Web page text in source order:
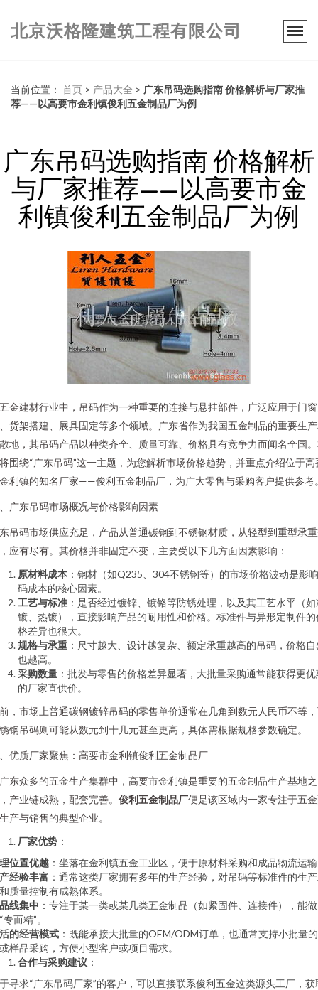
北京沃格隆建筑工程有限公司
当前位置： 首页 > 产品大全 > 广东吊码选购指南 价格解析与厂家推
荐——以高要市金利镇俊利五金制品厂为例
广东吊码选购指南 价格解析
与厂家推荐——以高要市金
利镇俊利五金制品厂为例
金建材行业中，吊码作为一种重要的连接与悬挂部件，广泛应用于门
货架搭建、展具固定等多个领域。广东省作为我国五金制品的重要生
地，其吊码产品以种类齐全、质量可靠、价格具有竞争力而闻名全国
围绕“广东吊码”这一主题，为您解析市场价格趋势，并重点介绍位于高
利镇的知名厂家——俊利五金制品厂，为广大零售与采购客户提供参考
广东吊码市场概况与价格影响因素
吊码市场供应充足，产品从普通碳钢到不锈钢材质，从轻型到重型承
应有尽有。其价格并非固定不变，主要受以下几方面因素影响：
原材料成本 ：钢材（如Q235、304不锈钢等）的市场价格波动是影
码成本的核心因素。
工艺与标准 ：是否经过镀锌、镀铬等防锈处理，以及其工艺水平（如
镀、热镀），直接影响产品的耐用性和价格。标准件与异形定制件的
格差异也很大。
规格与承重 ：尺寸越大、设计越复杂、额定承重越高的吊码，价格自
也越高。
采购数量 ：批发与零售的价格差异显著，大批量采购通常能获得更优
的厂家直供价。
，市场上普通碳钢镀锌吊码的零售单价通常在几角到数元人民币不等
钢吊码则可能从数元到十几元甚至更高，具体需根据规格参数确定。
优质厂家聚焦：高要市金利镇俊利五金制品厂
东众多的五金生产集群中，高要市金利镇是重要的五金制品生产基地之
产业链成熟，配套完善。 俊利五金制品厂便是该区域内一家专注于五
产与销售的典型企业。
厂家优势 ：
位置优越 ：坐落在金利镇五金工业区，便于原材料采购和成品物流运
经验丰富 ：通常这类厂家拥有多年的生产经验，对吊码等标准件的生
质量控制有成熟体系。
线集中 ：专注于某一类或某几类五金制品（如紧固件、连接件），能做
专而精”。
的经营模式 ：既能承接大批量的OEM/ODM订单，也通常支持小批量
样品采购，方便小型客户或项目需求。
合作与采购建议 ：
寻求“广东吊码厂家”的客户，可以直接联系俊利五金这类源头工厂，获